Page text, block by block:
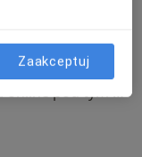
wizyta)
Specjalista nie oferuje umawiania online pod tym adresem.
Zaakceptuj